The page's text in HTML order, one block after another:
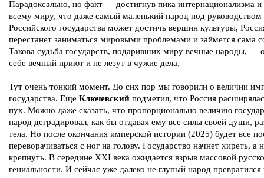
Парадоксально, но факт — достигнув пика интернационализма и
всему миру, что даже самый маленький народ под руководством
Российского государства может достичь вершин культуры,
перестанет заниматься мировыми проблемами и займется сама
Такова судьба государств, подаривших миру вечные народы, —
себе вечный приют и не лезут в чужие дела,
Тут очень тонкий момент. До сих пор мы говорили о величии
государства. Еще Ключевский подметил, что Россия
пух. Можно даже сказать, что пропорционально величию
народ деградировал, как бы отдавая ему все силы своей души,
тела. Но после окончания имперской истории (2025) будет все
переворачиваться с ног на голову. Государство начнет хиреть, а
крепнуть. В середине XXI века ожидается взрыв массовой
гениальности. И сейчас уже далеко не глупый народ превратился